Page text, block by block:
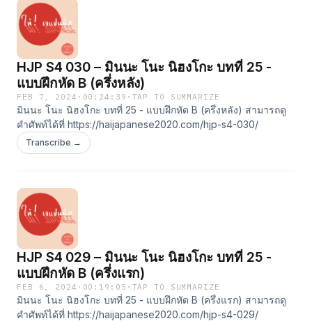
HJP S4 030 – มินนะ โนะ นิฮงโกะ บทที่ 25 -
แบบฝึกหัด B (ครึ่งหลัง)
FEB 7, 2024 · 00:24:39 · TAP TO SUMMARIZE
มินนะ โนะ นิฮงโกะ บทที่ 25 - แบบฝึกหัด B (ครึ่งหลัง) สามารถดู
คำศัพท์ได้ที่ https://haijapanese2020.com/hjp-s4-030/
Transcribe →
HJP S4 029 – มินนะ โนะ นิฮงโกะ บทที่ 25 -
แบบฝึกหัด B (ครึ่งแรก)
FEB 6, 2024 · 00:19:05 · TAP TO SUMMARIZE
มินนะ โนะ นิฮงโกะ บทที่ 25 - แบบฝึกหัด B (ครึ่งแรก) สามารถดู
คำศัพท์ได้ที่ https://haijapanese2020.com/hjp-s4-029/